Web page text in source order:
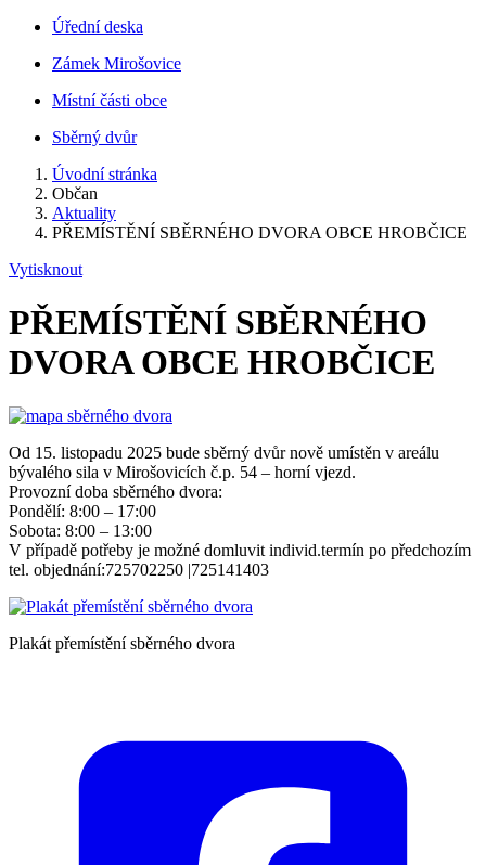
Úřední deska
Zámek Mirošovice
Místní části obce
Sběrný dvůr
Úvodní stránka
Občan
Aktuality
PŘEMÍSTĚNÍ SBĚRNÉHO DVORA OBCE HROBČICE
Vytisknout
PŘEMÍSTĚNÍ SBĚRNÉHO
DVORA OBCE HROBČICE
Od 15. listopadu 2025 bude sběrný dvůr nově umístěn v areálu
bývalého sila v Mirošovicích č.p. 54 – horní vjezd.
Provozní doba sběrného dvora:
Pondělí: 8:00 – 17:00
Sobota: 8:00 – 13:00
V případě potřeby je možné domluvit individ.termín po předchozím
tel. objednání:725702250 |725141403
Plakát přemístění sběrného dvora